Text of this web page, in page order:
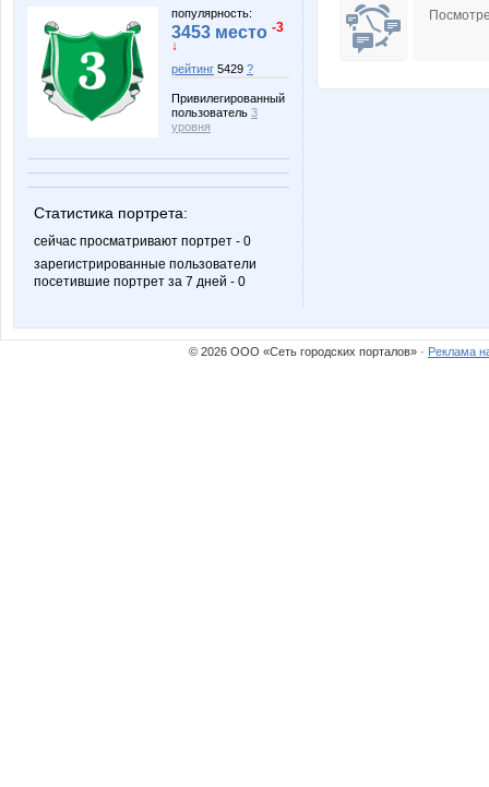
популярность:
3453 место -3
↓
рейтинг 5429 ?
Привилегированный
пользователь 3
уровня
Статистика портрета:
сейчас просматривают портрет - 0
зарегистрированные пользователи
посетившие портрет за 7 дней - 0
© 2026 ООО «Сеть городских порталов» · Реклама